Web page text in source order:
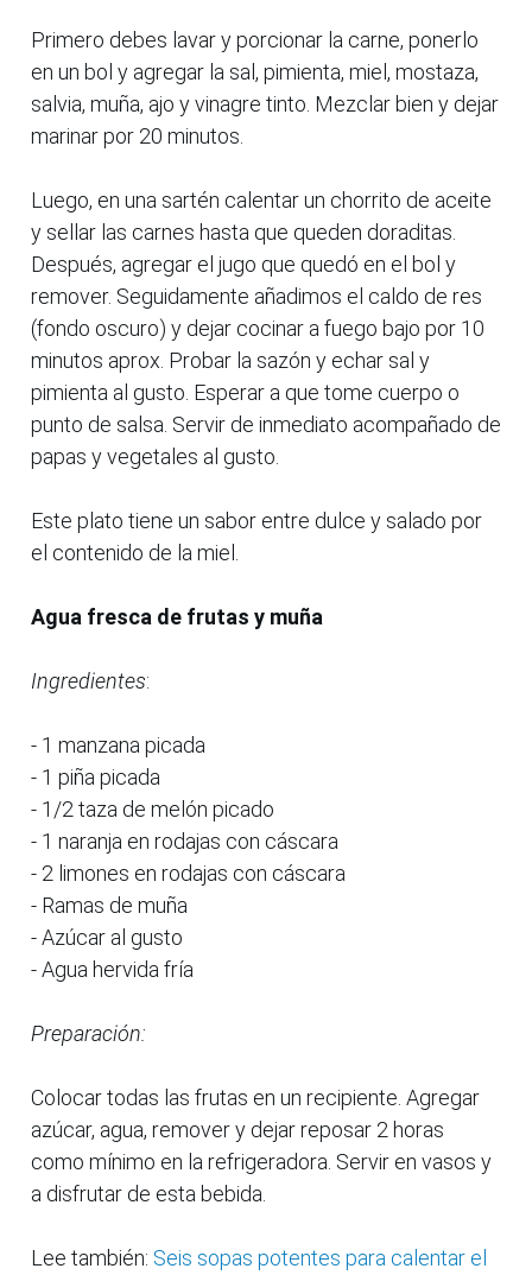
Primero debes lavar y porcionar la carne, ponerlo
en un bol y agregar la sal, pimienta, miel, mostaza,
salvia, muña, ajo y vinagre tinto. Mezclar bien y dejar
marinar por 20 minutos.
Luego, en una sartén calentar un chorrito de aceite
y sellar las carnes hasta que queden doraditas.
Después, agregar el jugo que quedó en el bol y
remover. Seguidamente añadimos el caldo de res
(fondo oscuro) y dejar cocinar a fuego bajo por 10
minutos aprox. Probar la sazón y echar sal y
pimienta al gusto. Esperar a que tome cuerpo o
punto de salsa. Servir de inmediato acompañado de
papas y vegetales al gusto.
Este plato tiene un sabor entre dulce y salado por
el contenido de la miel.
Agua fresca de frutas y muña
Ingredientes:
- 1 manzana picada
- 1 piña picada
- 1/2 taza de melón picado
- 1 naranja en rodajas con cáscara
- 2 limones en rodajas con cáscara
- Ramas de muña
- Azúcar al gusto
- Agua hervida fría
Preparación:
Colocar todas las frutas en un recipiente. Agregar
azúcar, agua, remover y dejar reposar 2 horas
como mínimo en la refrigeradora. Servir en vasos y
a disfrutar de esta bebida.
Lee también: Seis sopas potentes para calentar el